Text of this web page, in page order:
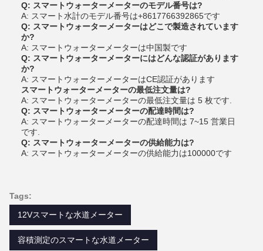
Q: スマートウォーターメーターのモデル番号は?
A: スマート水計のモデル番号は+8617766392865です
Q: スマートウォーターメーターはどこで製造されています
か?
A: スマートウォーターメーターは中国製です
Q: スマートウォーターメーターにはどんな認証があります
か?
A: スマートウォーターメーターはCE認証があります
スマートウォーターメーターの最低注文量は?
A: スマートウォーターメーターの最低注文量は 5 枚です.
Q: スマートウォーターメーターの配達時間は?
A: スマートウォーターメーターの配達時間は 7~15 営業日
です.
Q: スマートウォーターメーターの供給能力は?
A: スマートウォーターメーターの供給能力は100000です
Tags:
12Vスマートな水道メーター
容積測定のスマートな水道メーター